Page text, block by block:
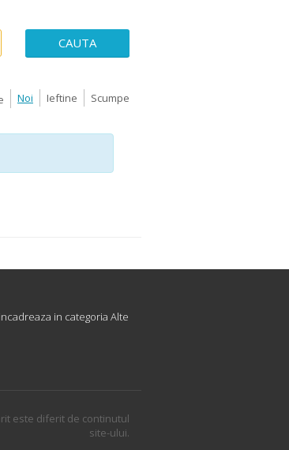
CAUTA
Noi Ieftine Scumpe
in categoria Alte
este diferit de continutul
site-ului.